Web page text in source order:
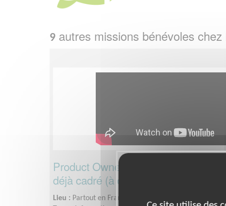
9 autres missions bénévoles chez
Product Owner delivery bénévole ·
déjà cadré (à distance)
Lieu : Partout en France